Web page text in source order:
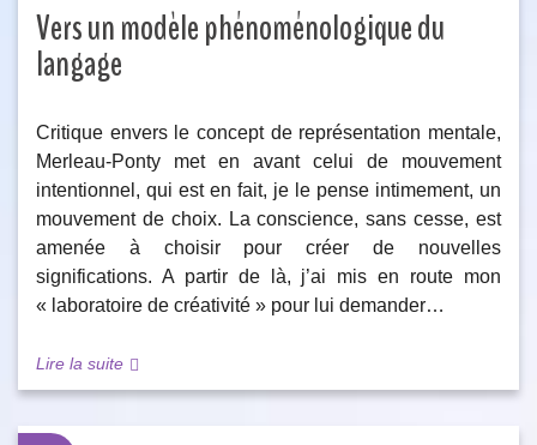
Vers un modèle phénoménologique du
langage
Critique envers le concept de représentation mentale,
Merleau-Ponty met en avant celui de mouvement
intentionnel, qui est en fait, je le pense intimement, un
mouvement de choix. La conscience, sans cesse, est
amenée à choisir pour créer de nouvelles
significations. A partir de là, j’ai mis en route mon
« laboratoire de créativité » pour lui demander…
Lire la suite